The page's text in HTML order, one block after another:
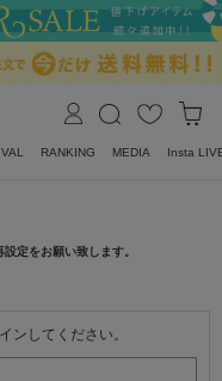
RANKING MEDIA Insta
定をお願い致します。
ンしてください。